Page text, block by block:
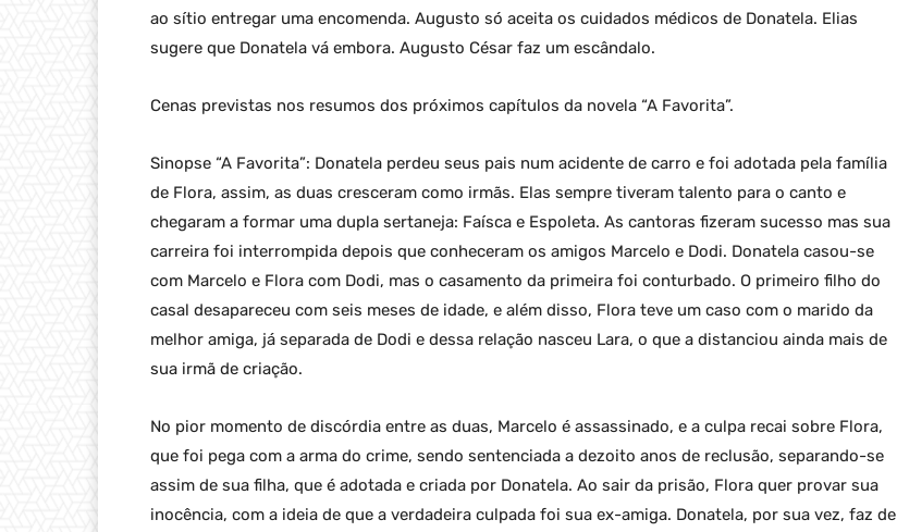
ao sítio entregar uma encomenda. Augusto só aceita os cuidados médicos de Donatela. Elias
sugere que Donatela vá embora. Augusto César faz um escândalo.
Cenas previstas nos resumos dos próximos capítulos da novela “A Favorita”.
Sinopse “A Favorita”: Donatela perdeu seus pais num acidente de carro e foi adotada pela família
de Flora, assim, as duas cresceram como irmãs. Elas sempre tiveram talento para o canto e
chegaram a formar uma dupla sertaneja: Faísca e Espoleta. As cantoras fizeram sucesso mas sua
carreira foi interrompida depois que conheceram os amigos Marcelo e Dodi. Donatela casou-se
com Marcelo e Flora com Dodi, mas o casamento da primeira foi conturbado. O primeiro filho do
casal desapareceu com seis meses de idade, e além disso, Flora teve um caso com o marido da
melhor amiga, já separada de Dodi e dessa relação nasceu Lara, o que a distanciou ainda mais de
sua irmã de criação.
No pior momento de discórdia entre as duas, Marcelo é assassinado, e a culpa recai sobre Flora,
que foi pega com a arma do crime, sendo sentenciada a dezoito anos de reclusão, separando-se
assim de sua filha, que é adotada e criada por Donatela. Ao sair da prisão, Flora quer provar sua
inocência, com a ideia de que a verdadeira culpada foi sua ex-amiga. Donatela, por sua vez, faz de